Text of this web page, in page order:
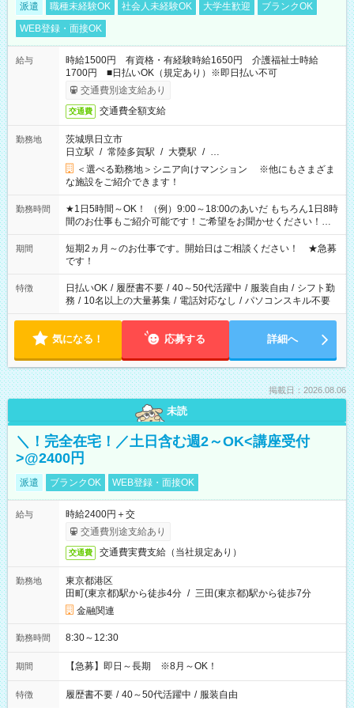
派遣 職種未経験OK 社会人未経験OK 大学生歓迎
ブランクOK
WEB登録・面接OK
給与
時給1500円 有資格・有経験時給1650円 介護福祉士時給
1700円 ■日払いOK（規定あり）※即日払い不可
交通費別途支給あり
交通費 交通費全額支給
勤務地
茨城県日立市
日立駅 / 常陸多賀駅 / 大甕駅 / …
＜選べる勤務地＞シニア向けマンション ※他にもさまざま
な施設をご紹介できます！
勤務時間
★1日5時間～OK！ （例）9:00～18:00のあいだ もちろん1日8時
間のお仕事もご紹介可能です！ご希望をお聞かせください！★
家庭の都合でお休みが必要な場合も遠慮なくご相談ください。
※週最低15時間以上の勤務が必要です
期間
短期2ヵ月～のお仕事です。開始日はご相談ください！ ★急募
です！
特徴 日払いOK / 履歴書不要 / 40～50代活躍中 / 服装自由 / シフト勤
務 / 10名以上の大量募集 / 電話対応なし / パソコンスキル不要
気になる！ 応募する 詳細へ
掲載日：2026.08.06
未読
＼！完全在宅！／土日含む週2～OK<講座受付
>@2400円
派遣 ブランクOK WEB登録・面接OK
給与
時給2400円＋交
交通費別途支給あり
交通費 交通費実費支給（当社規定あり）
勤務地
東京都港区
田町(東京都)駅から徒歩4分 / 三田(東京都)駅から徒歩7分
金融関連
勤務時間 8:30～12:30
期間 【急募】即日～長期 ※8月～OK！
特徴 履歴書不要 / 40～50代活躍中 / 服装自由